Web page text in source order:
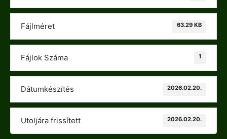
Fájlméret 63.29 KB
Fájlok Száma 1
Dátumkészítés 2026.02.20.
Utoljára frissített 2026.02.20.